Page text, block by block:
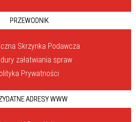
PRZEWODNIK
Skrzynka Podawcza
załatwiania spraw
Prywatności
ADRESY WWW